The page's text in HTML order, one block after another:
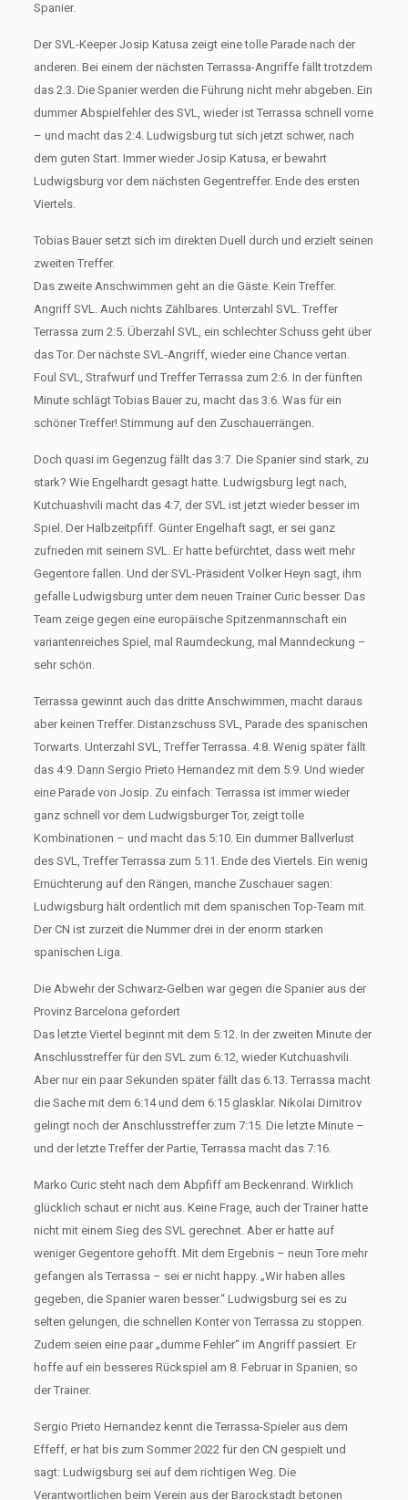
Spanier.
Der SVL-Keeper Josip Katusa zeigt eine tolle Parade nach der
anderen. Bei einem der nächsten Terrassa-Angriffe fällt trotzdem
das 2:3. Die Spanier werden die Führung nicht mehr abgeben. Ein
dummer Abspielfehler des SVL, wieder ist Terrassa schnell vorne
– und macht das 2:4. Ludwigsburg tut sich jetzt schwer, nach
dem guten Start. Immer wieder Josip Katusa, er bewahrt
Ludwigsburg vor dem nächsten Gegentreffer. Ende des ersten
Viertels.
Tobias Bauer setzt sich im direkten Duell durch und erzielt seinen
zweiten Treffer.
Das zweite Anschwimmen geht an die Gäste. Kein Treffer.
Angriff SVL. Auch nichts Zählbares. Unterzahl SVL. Treffer
Terrassa zum 2:5. Überzahl SVL, ein schlechter Schuss geht über
das Tor. Der nächste SVL-Angriff, wieder eine Chance vertan.
Foul SVL, Strafwurf und Treffer Terrassa zum 2:6. In der fünften
Minute schlägt Tobias Bauer zu, macht das 3:6. Was für ein
schöner Treffer! Stimmung auf den Zuschauerrängen.
Doch quasi im Gegenzug fällt das 3:7. Die Spanier sind stark, zu
stark? Wie Engelhardt gesagt hatte. Ludwigsburg legt nach,
Kutchuashvili macht das 4:7, der SVL ist jetzt wieder besser im
Spiel. Der Halbzeitpfiff. Günter Engelhaft sagt, er sei ganz
zufrieden mit seinem SVL. Er hatte befürchtet, dass weit mehr
Gegentore fallen. Und der SVL-Präsident Volker Heyn sagt, ihm
gefalle Ludwigsburg unter dem neuen Trainer Curic besser. Das
Team zeige gegen eine europäische Spitzenmannschaft ein
variantenreiches Spiel, mal Raumdeckung, mal Manndeckung –
sehr schön.
Terrassa gewinnt auch das dritte Anschwimmen, macht daraus
aber keinen Treffer. Distanzschuss SVL, Parade des spanischen
Torwarts. Unterzahl SVL, Treffer Terrassa. 4:8. Wenig später fällt
das 4:9. Dann Sergio Prieto Hernandez mit dem 5:9. Und wieder
eine Parade von Josip. Zu einfach: Terrassa ist immer wieder
ganz schnell vor dem Ludwigsburger Tor, zeigt tolle
Kombinationen – und macht das 5:10. Ein dummer Ballverlust
des SVL, Treffer Terrassa zum 5:11. Ende des Viertels. Ein wenig
Ernüchterung auf den Rängen, manche Zuschauer sagen:
Ludwigsburg hält ordentlich mit dem spanischen Top-Team mit.
Der CN ist zurzeit die Nummer drei in der enorm starken
spanischen Liga.
Die Abwehr der Schwarz-Gelben war gegen die Spanier aus der
Provinz Barcelona gefordert
Das letzte Viertel beginnt mit dem 5:12. In der zweiten Minute der
Anschlusstreffer für den SVL zum 6:12, wieder Kutchuashvili.
Aber nur ein paar Sekunden später fällt das 6:13. Terrassa macht
die Sache mit dem 6:14 und dem 6:15 glasklar. Nikolai Dimitrov
gelingt noch der Anschlusstreffer zum 7:15. Die letzte Minute –
und der letzte Treffer der Partie, Terrassa macht das 7:16.
Marko Curic steht nach dem Abpfiff am Beckenrand. Wirklich
glücklich schaut er nicht aus. Keine Frage, auch der Trainer hatte
nicht mit einem Sieg des SVL gerechnet. Aber er hatte auf
weniger Gegentore gehofft. Mit dem Ergebnis – neun Tore mehr
gefangen als Terrassa – sei er nicht happy. „Wir haben alles
gegeben, die Spanier waren besser.“ Ludwigsburg sei es zu
selten gelungen, die schnellen Konter von Terrassa zu stoppen.
Zudem seien eine paar „dumme Fehler“ im Angriff passiert. Er
hoffe auf ein besseres Rückspiel am 8. Februar in Spanien, so
der Trainer.
Sergio Prieto Hernandez kennt die Terrassa-Spieler aus dem
Effeff, er hat bis zum Sommer 2022 für den CN gespielt und
sagt: Ludwigsburg sei auf dem richtigen Weg. Die
Verantwortlichen beim Verein aus der Barockstadt betonen